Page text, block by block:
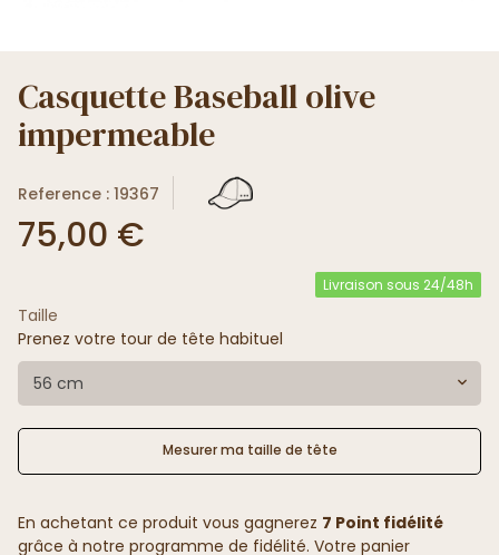
Casquette Baseball olive
impermeable
Reference : 19367
75,00 €
Livraison sous 24/48h
Taille
Prenez votre tour de tête habituel
56 cm
Mesurer ma taille de tête
En achetant ce produit vous gagnerez 7 Point fidélité
grâce à notre programme de fidélité. Votre panier